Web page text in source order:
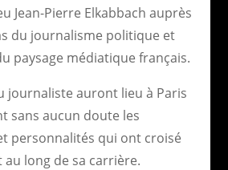
Jean-Pierre Elkabbach auprès
du journalisme politique et
paysage médiatique français.
journaliste auront lieu à Paris
sans aucun doute les
personnalités qui ont croisé
long de sa carrière.